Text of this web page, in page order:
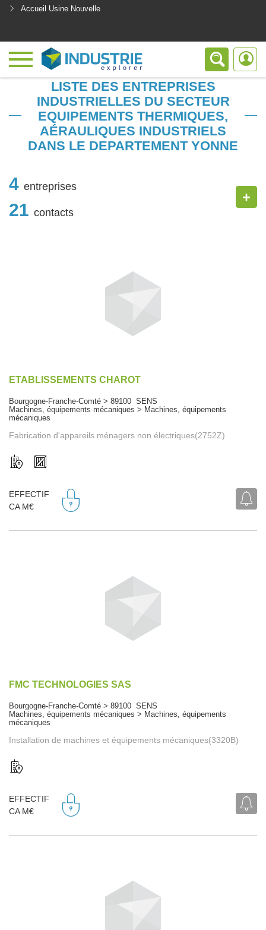
Accueil Usine Nouvelle
LISTE DES ENTREPRISES
INDUSTRIELLES DU SECTEUR
EQUIPEMENTS THERMIQUES,
AÉRAULIQUES INDUSTRIELS
DANS LE DEPARTEMENT YONNE
4 entreprises
21 contacts
+
ETABLISSEMENTS CHAROT
Bourgogne-Franche-Comté > 89100 SENS
Machines, équipements mécaniques > Machines, équipements
mécaniques
Fabrication d'appareils ménagers non électriques(2752Z)
EFFECTIF
CA M€
FMC TECHNOLOGIES SAS
Bourgogne-Franche-Comté > 89100 SENS
Machines, équipements mécaniques > Machines, équipements
mécaniques
Installation de machines et équipements mécaniques(3320B)
EFFECTIF
CA M€